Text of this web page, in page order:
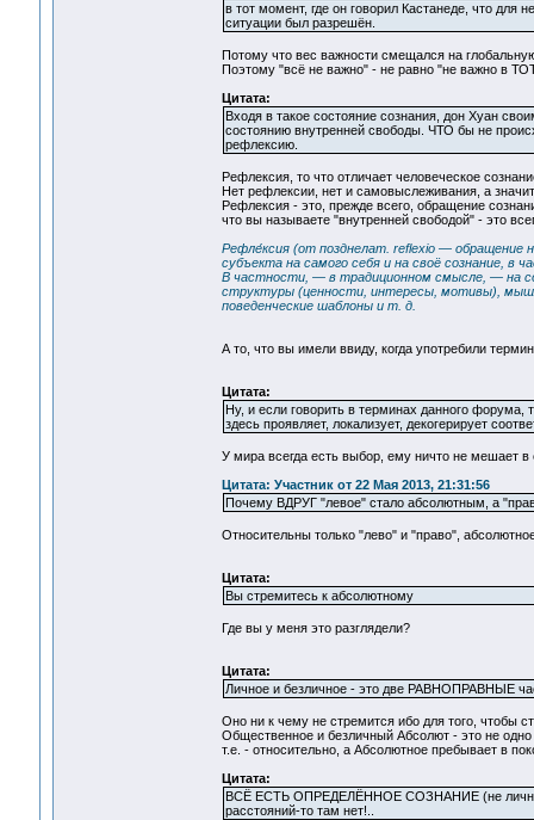
в тот момент, где он говорил Кастанеде, что
ситуации был разрешён.
Потому что вес важности смещался на
Поэтому "всё не важно" - не равно "не важно в
Цитата:
Входя в такое состояние сознания, дон Хуан
состоянию внутренней свободы. ЧТО бы не
рефлексию.
Рефлексия, то что отличает человеческое
Нет рефлексии, нет и самовыслеживания, а
Рефлексия - это, прежде всего, обращение
что вы называете "внутренней свободой" - это
Рефле́ксия (от позднелат. reflexio — обращение
субъекта на самого себя и на своё сознание, в
В частности, — в традиционном смысле, — на
структуры (ценности, интересы, мотивы),
поведенческие шаблоны и т. д.
А то, что вы имели ввиду, когда употребили
Цитата:
Ну, и если говорить в терминах данного
здесь проявляет, локализует, декогерирует
У мира всегда есть выбор, ему ничто не мешает
Цитата: Участник от 22 Мая 2013, 21:31:56
Почему ВДРУГ "левое" стало абсолютным, а
Относительны только "лево" и "право",
Цитата:
Вы стремитесь к абсолютному
Где вы у меня это разглядели?
Цитата:
Личное и безличное - это две РАВНОПРАВНЫЕ
Оно ни к чему не стремится ибо для того, чтобы
Общественное и безличный Абсолют - это не
т.е. - относительно, а Абсолютное пребывает в
Цитата:
ВСЁ ЕСТЬ ОПРЕДЕЛЁННОЕ СОЗНАНИЕ (не
расстояний-то там нет!..